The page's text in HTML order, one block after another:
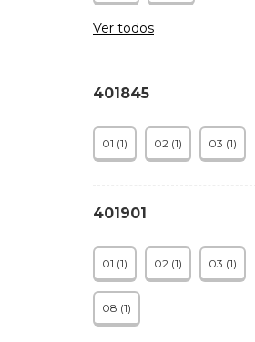
Ver todos
401845
01 (1) 02 (1) 03 (1)
401901
01 (1) 02 (1) 03 (1)
08 (1)